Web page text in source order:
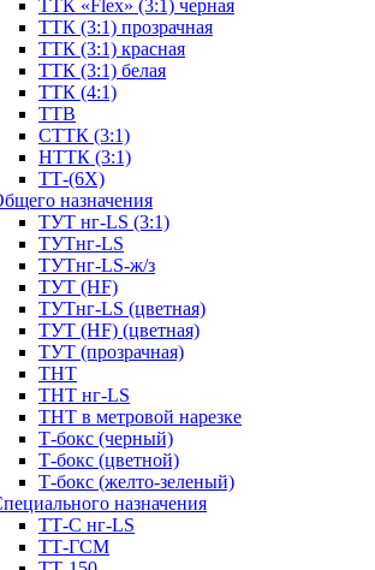
ТТК «Flex» (3:1) черная
ТТК (3:1) прозрачная
ТТК (3:1) красная
ТТК (3:1) белая
ТТК (4:1)
ТТВ
СТТК (3:1)
НТТК (3:1)
ТТ-(6Х)
назначения
ТУТ нг-LS (3:1)
ТУТнг-LS
ТУТнг-LS-ж/з
ТУТ (HF)
ТУТнг-LS (цветная)
ТУТ (HF) (цветная)
ТУТ (прозрачная)
ТНТ
ТНТ нг-LS
ТНТ в метровой нарезке
Т-бокс (черный)
Т-бокс (цветной)
Т-бокс (желто-зеленый)
назначения
ТТ-С нг-LS
ТТ-ГСМ